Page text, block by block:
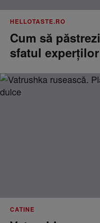
HELLOTASTE.RO
Cum să
sfatul experților
CATINE